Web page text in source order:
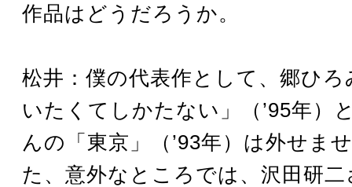
作品はどうだろうか。
松井：僕の代表作として、郷ひ
いたくてしかたない」（’95年）
んの「東京」（’93年）は外せま
た、意外なところでは、沢田研